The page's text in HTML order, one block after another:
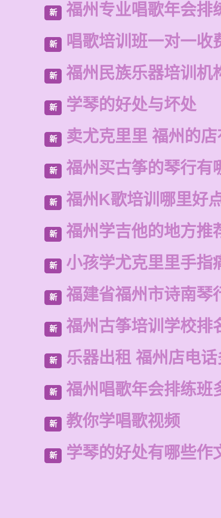
新 福州专业唱歌年会排
新 唱歌培训班一对一收
新 福州民族乐器培训机
新 学琴的好处与坏处
新 卖尤克里里 福州的
新 福州买古筝的琴行有
新 福州K歌培训哪里好
新 福州学吉他的地方推
新 小孩学尤克里里手指
新 福建省福州市诗南琴
新 福州古筝培训学校排
新 乐器出租 福州店电
新 福州唱歌年会排练班
新 教你学唱歌视频
新 学琴的好处有哪些作